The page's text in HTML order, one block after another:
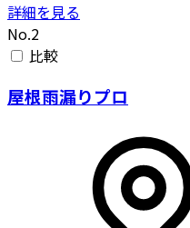
詳細を見る
No.2
比較
屋根雨漏りプロ